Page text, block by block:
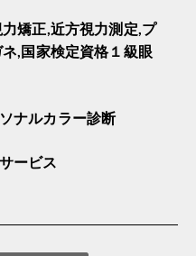
矯正,近方視力測定,プ
,国家検定資格１級眼
ナルカラー診断
ービス